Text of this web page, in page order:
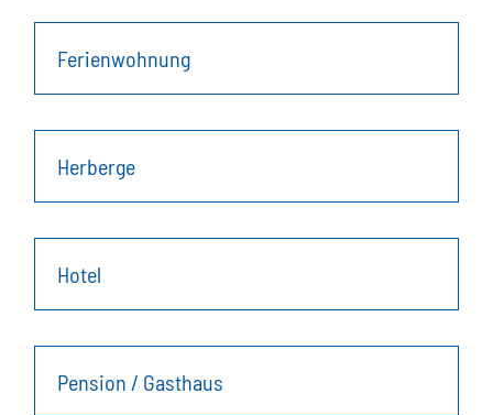
Ferienwohnung
Herberge
Hotel
Pension / Gasthaus